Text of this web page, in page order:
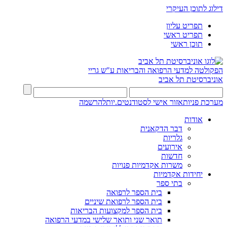
דילוג לתוכן העיקרי
תפריט עליון
תפריט ראשי
תוכן ראשי
הפקולטה למדעי הרפואה והבריאות ע"ש גריי
אוניברסיטת תל אביב
מערכת פניותאזור אישי לסטודנטים.יותלהרשמה
אודות
דבר הדקאנית
גלריות
אירועים
חדשות
משרות אקדמיות פנויות
יחידות אקדמיות
בתי ספר
בית הספר לרפואה
בית הספר לרפואת שיניים
בית הספר למקצועות הבריאות
תואר שני ותואר שלישי במדעי הרפואה